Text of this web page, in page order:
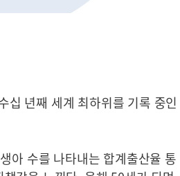
십 년째 세계 최하위를 기록 중인
아 수를 나타내는 합계출산율 통